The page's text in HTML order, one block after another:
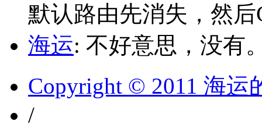
默认路由先消失，然
海运: 不好意思，没有
Copyright © 2011 海运
/